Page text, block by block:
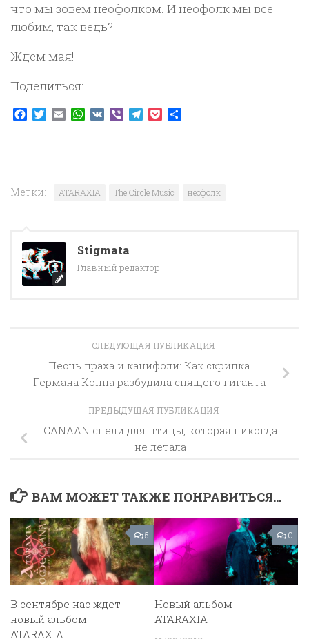
что мы зовем неофолком. И неофолк мы все
любим, так ведь?
Ждем мая!
Поделиться:
Facebook
TwitterEmailWhatsApp
VK ViberTelegram
Pocket
Метки: ATARAXIA The Circle Music неофолк
Stigmata
Главный редактор
СЛЕДУЮЩАЯ ПУБЛИКАЦИЯ
Песнь праха и канифоли: Как скрипка
Германа Коппа разбудила спящего гиганта
ПРЕДЫДУЩАЯ ПУБЛИКАЦИЯ
CANAAN спели для птицы, которая никогда
не летала
ВАМ МОЖЕТ ТАКЖЕ ПОНРАВИТЬСЯ...
5
В сентябре нас ждет
новый альбом
ATARAXIA
0
Новый альбом
ATARAXIA